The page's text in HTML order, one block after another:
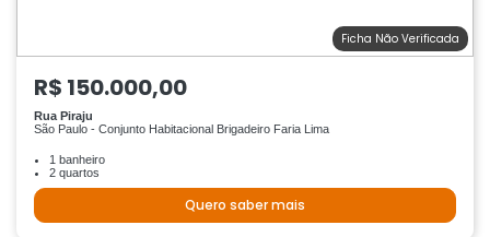
Ficha Não Verificada
R$ 150.000,00
Rua Piraju
São Paulo - Conjunto Habitacional Brigadeiro Faria Lima
1 banheiro
2 quartos
Quero saber mais